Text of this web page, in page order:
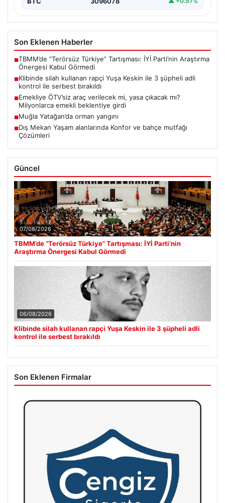
Son Eklenen Haberler
■TBMM’de “Terörsüz Türkiye” Tartışması: İYİ Parti’nin Araştırma
Önergesi Kabul Görmedi
■Klibinde silah kullanan rapçi Yuşa Keskin ile 3 şüpheli adli
kontrol ile serbest bırakıldı
■Emekliye ÖTV’siz araç verilecek mi, yasa çıkacak mı?
Milyonlarca emekli beklentiye girdi
■Muğla Yatağan’da orman yangını
■Dış Mekan Yaşam alanlarında Konfor ve bahçe mutfağı
Çözümleri
Güncel
07/08/2026
TBMM’de “Terörsüz Türkiye” Tartışması: İYİ Parti’nin
Araştırma Önergesi Kabul Görmedi
06/08/2026
Klibinde silah kullanan rapçi Yuşa Keskin ile 3 şüpheli adli
kontrol ile serbest bırakıldı
Son Eklenen Firmalar